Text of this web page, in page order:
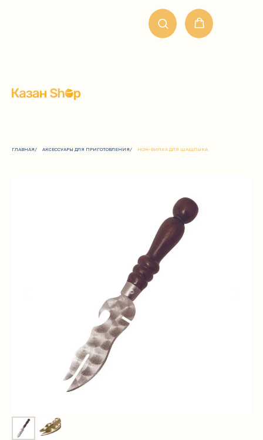
ГЛАВНАЯ/ АКСЕССУАРЫ ДЛЯ ПРИГОТОВЛЕНИЯ/ НОЖ-ВИЛКА ДЛЯ ШАШЛЫКА